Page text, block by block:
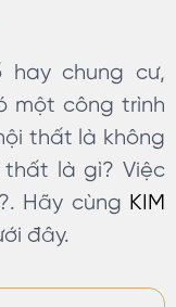
chung cư,
một công trình
thất là không
thất là gì? Việc
Hãy cùng KIM
đây.